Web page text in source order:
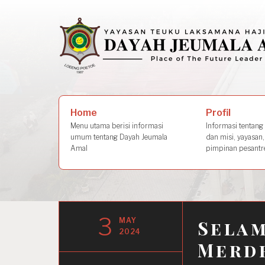
Home
Menu utama berisi informasi
umum tentang Dayah Jeumala
Amal
Profil
Informasi tentang
dan misi,
pimpinan
3
MAY
2024